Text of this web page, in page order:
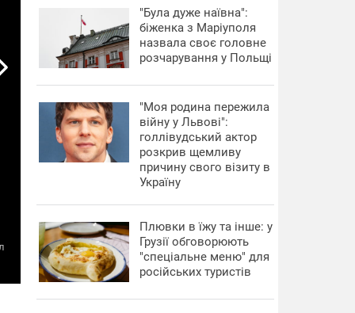
"Була дуже наївна":
біженка з Маріуполя
назвала своє головне
розчарування у Польщі
"Моя родина пережила
війну у Львові":
голлівудський актор
розкрив щемливу
причину свого візиту в
Україну
Плювки в їжу та інше: у
Грузії обговорюють
"спеціальне меню" для
російських туристів